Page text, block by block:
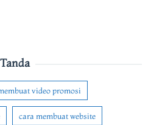
Tanda
video promosi
cara membuat website